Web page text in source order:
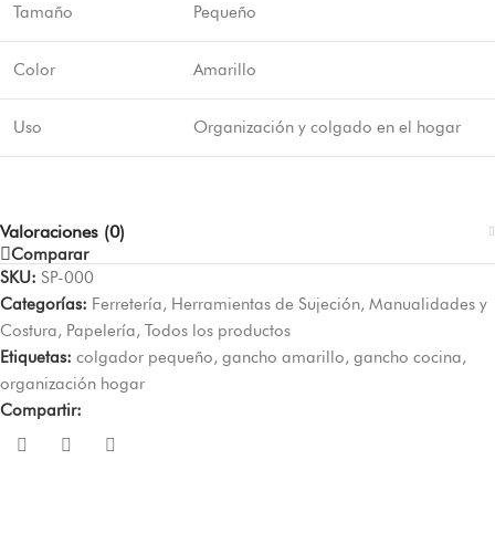
Tamaño Pequeño
Color Amarillo
Uso Organización y colgado en el hogar
Valoraciones (0)
Comparar
SKU: SP-000
Categorías: Ferretería, Herramientas de Sujeción, Manualidades y
Costura, Papelería, Todos los productos
Etiquetas: colgador pequeño, gancho amarillo, gancho cocina,
organización hogar
Compartir: